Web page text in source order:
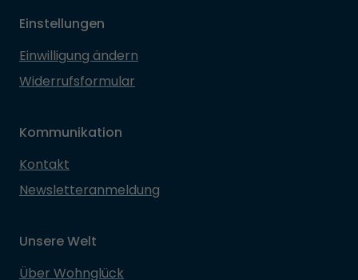
Einstellungen
Einwilligung ändern
Widerrufsformular
Kommunikation
Kontakt
Newsletteranmeldung
Unsere Welt
Über Wohnglück